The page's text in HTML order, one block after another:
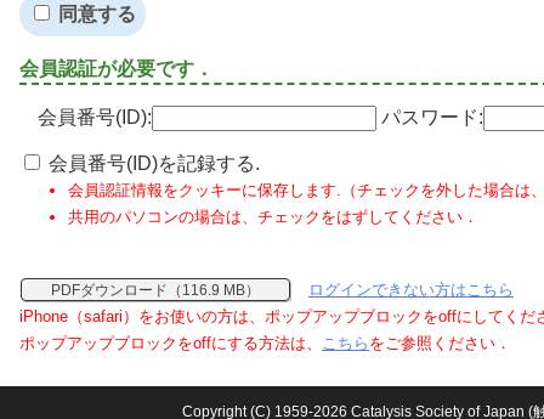
同意する
会員認証が必要です．
会員番号(ID): パスワード:
会員番号(ID)を記録する.
会員認証情報をクッキーに保存します.（チェックを外した場合は
共用のパソコンの場合は、チェックをはずしてください．
PDFダウンロード（116.9 MB）
ログインできない方はこちら
iPhone（safari）をお使いの方は、ポップアップブロックをoffにしてくだ
ポップアップブロックをoffにする方法は、 こちら をご参照ください．
Copyright (C) 1959-2026 Catalysis Society of Japan (